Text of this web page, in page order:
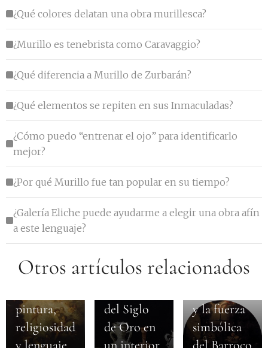
¿Qué colores delatan una obra murillesca?
¿Murillo es tenebrista como Caravaggio?
¿Qué diferencia a Murillo de Zurbarán?
¿Qué elementos se repiten en sus Inmaculadas?
¿Cómo puedo “entrenar el ojo” para identificarlo
mejor?
¿Por qué Murillo fue tan popular en su tiempo?
¿Galería Eliche puede ayudarme a elegir una obra afín
a este lenguaje?
Otros artículos relacionados
Sevilla
pintura,
religiosidad
Cómo
integrar
del Siglo
de Oro en
y la fuerza
simbólica